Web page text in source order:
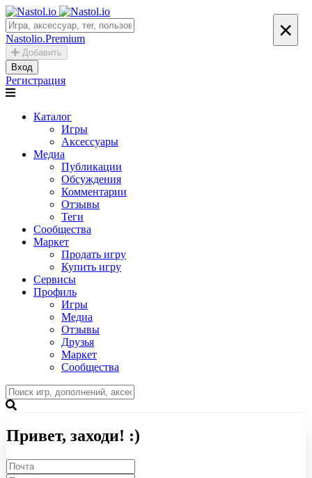
Nastolio.Premium
Добавить
Вход
Регистрация
Каталог
Игры
Аксессуары
Медиа
Публикации
Обсуждения
Комментарии
Отзывы
Теги
Сообщества
Маркет
Продать игру
Купить игру
Сервисы
Профиль
Игры
Медиа
Отзывы
Друзья
Маркет
Сообщества
×
Привет, заходи! :)